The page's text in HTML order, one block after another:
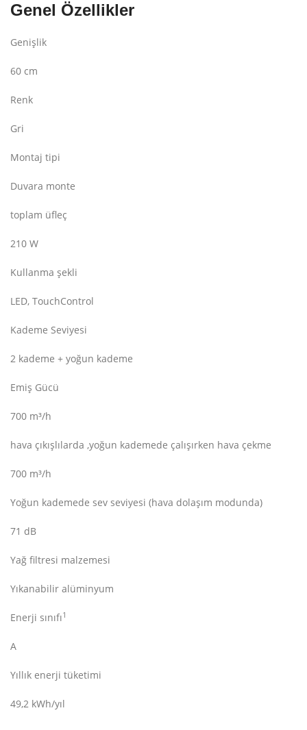
Genel Özellikler
Genişlik
60 cm
Renk
Gri
Montaj tipi
Duvara monte
toplam üfleç
210 W
Kullanma şekli
LED, TouchControl
Kademe Seviyesi
2 kademe + yoğun kademe
Emiş Gücü
700 m³/h
hava çıkışlılarda ,yoğun kademede çalışırken hava çekme
700 m³/h
Yoğun kademede sev seviyesi (hava dolaşım modunda)
71 dB
Yağ filtresi malzemesi
Yıkanabilir alüminyum
Enerji sınıfı1
A
Yıllık enerji tüketimi
49,2 kWh/yıl